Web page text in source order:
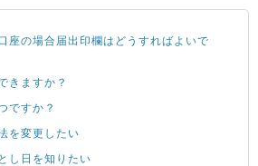
座の場合届出印欄はどうすればよいで
きますか？
ですか？
を変更したい
し日を知りたい